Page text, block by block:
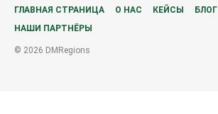
ГЛАВНАЯ СТРАНИЦА О НАС КЕЙСЫ БЛОГ
НАШИ ПАРТНЁРЫ
© 2026 DMRegions